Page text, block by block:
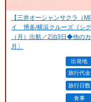
【三井オーシャンサクラ（
イ 博多/横浜クルーズ《シ
（月）出航／2泊3日◆他の
月〕
出発地
旅行代金
旅行日数
食事